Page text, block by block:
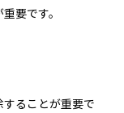
要です。
ることが重要で